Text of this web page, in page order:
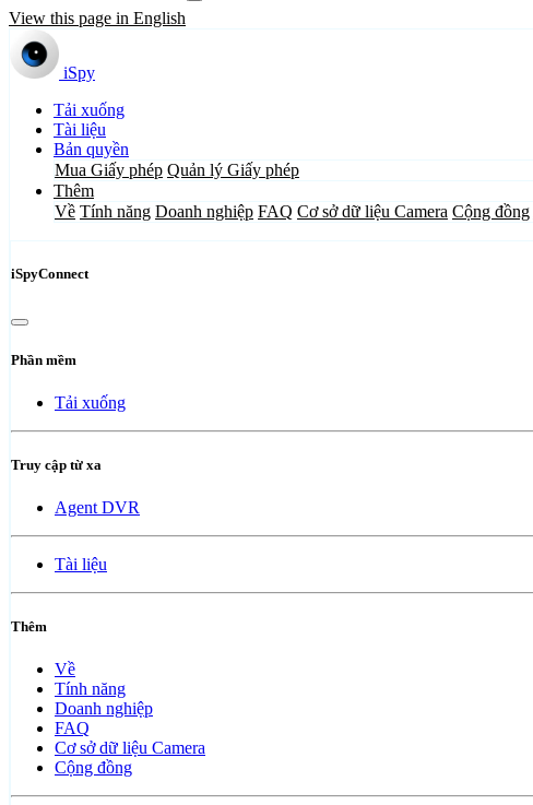
View this page in English
iSpy
Tải xuống
Tài liệu
Bản quyền
Mua Giấy phép Quản lý Giấy phép
Thêm
Về Tính năng Doanh nghiệp FAQ Cơ sở dữ liệu Camera Cộng đồng
iSpyConnect
Phần mềm
Tải xuống
Truy cập từ xa
Agent DVR
Tài liệu
Thêm
Về
Tính năng
Doanh nghiệp
FAQ
Cơ sở dữ liệu Camera
Cộng đồng